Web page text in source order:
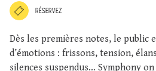
RÉSERVEZ
Dès les premières notes, le public
d’émotions : frissons, tension,
silences suspendus… Symphony